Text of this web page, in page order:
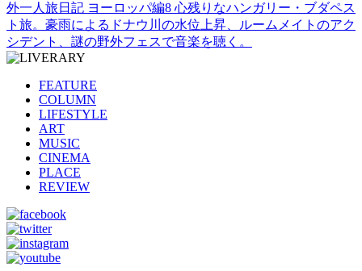
外一人旅日記 ヨーロッパ編8 心残りなハンガリー・ブダペス
ト旅。豪雨によるドナウ川の水位上昇、ルームメイトのアク
シデント、謎の野外フェスで音楽を聴く。
FEATURE
COLUMN
LIFESTYLE
ART
MUSIC
CINEMA
PLACE
REVIEW